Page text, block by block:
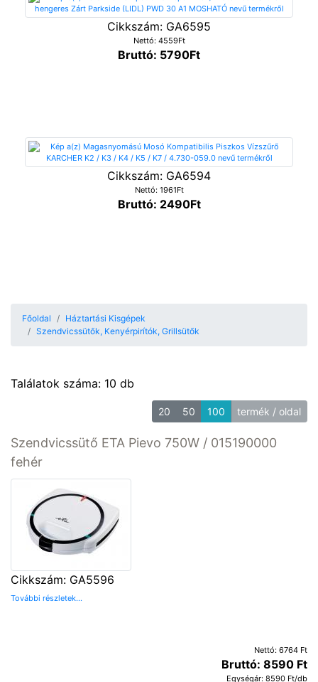
Cikkszám: GA6595
Nettó: 4559Ft
Bruttó: 5790Ft
Cikkszám: GA6594
Nettó: 1961Ft
Bruttó: 2490Ft
Főoldal
Háztartási Kisgépek
Szendvicssütők, Kenyérpirítók, Grillsütők
Találatok száma: 10 db
20 50 100 termék / oldal
Szendvicssütő ETA Pievo 750W / 015190000
fehér
Cikkszám: GA5596
További részletek...
Nettó: 6764 Ft
Bruttó: 8590 Ft
Egységár: 8590 Ft/db